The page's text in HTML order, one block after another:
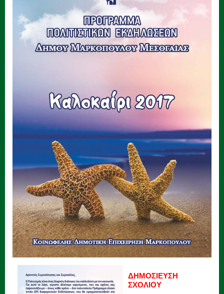
ΔΗΜΟΣΙΕΥΣΗ
ΣΧΟΛΙΟΥ